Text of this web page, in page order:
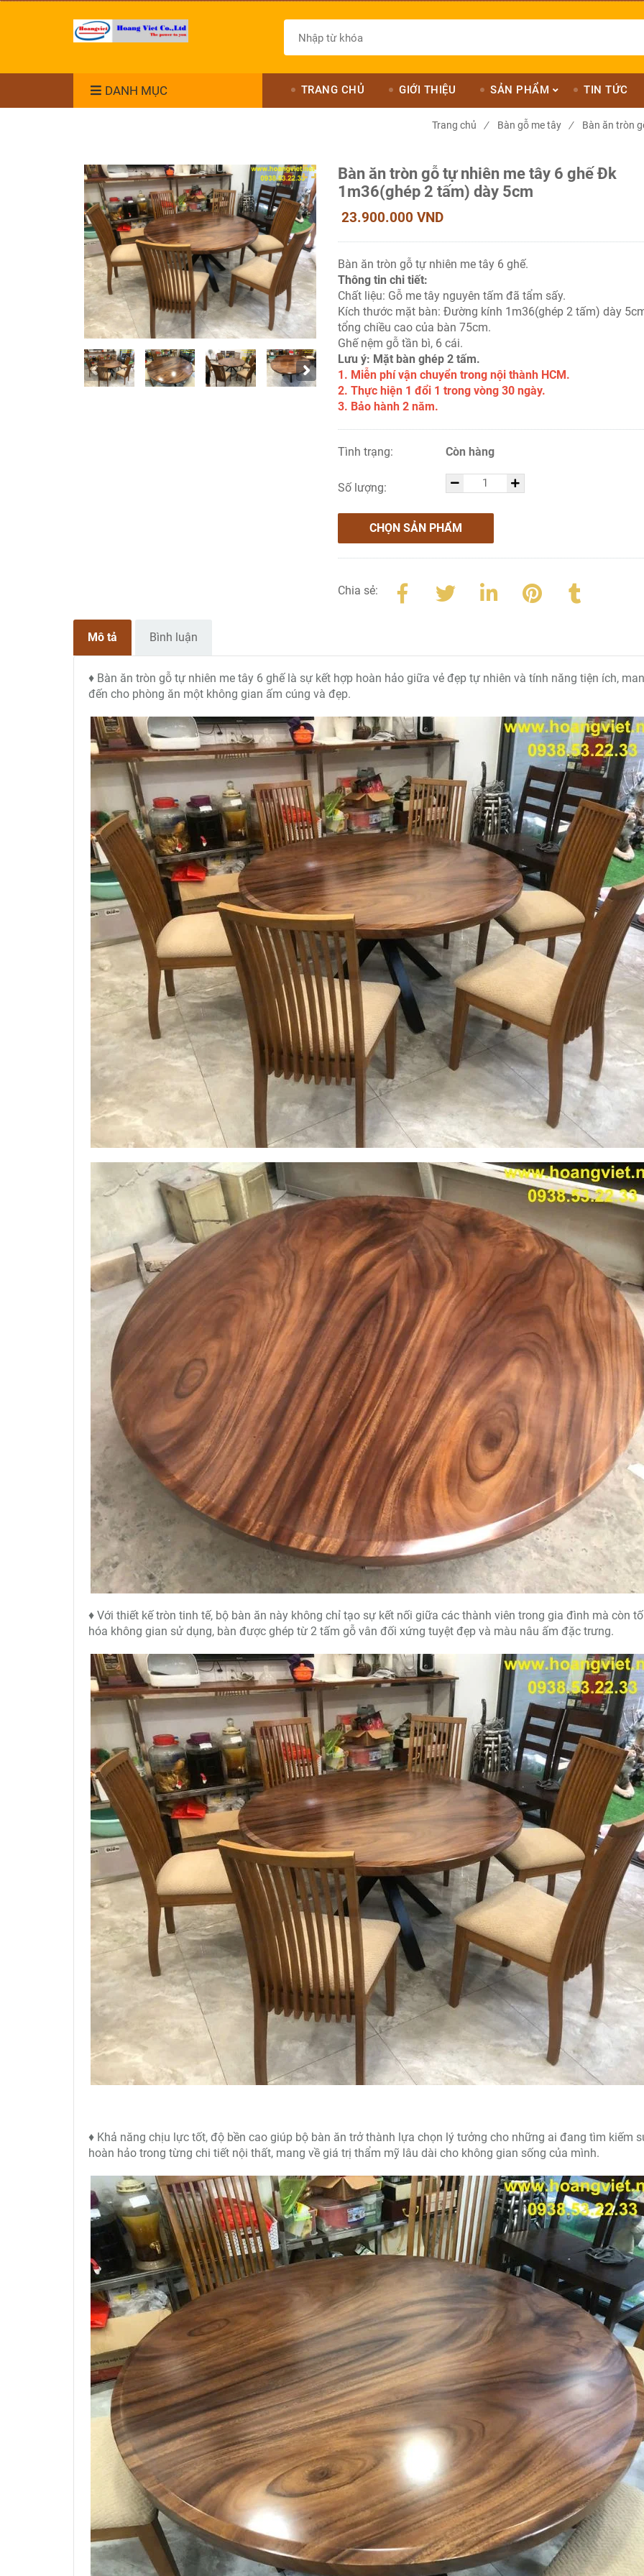
DANH MỤC TRANG CHỦ GIỚI THIỆU SẢN PHẨM TIN TỨC
Trang chủ / Bàn gỗ me tây / Bàn ăn tròn
Bàn ăn tròn gỗ tự nhiên me tây 6 ghế Đk
1m36(ghép 2 tấm) dày 5cm
23.900.000 VND
Bàn ăn tròn gỗ tự nhiên me tây 6 ghế.
Thông tin chi tiết:
Chất liệu: Gỗ me tây nguyên tấm đã tẩm sấy.
Kích thước mặt bàn: Đường kính 1m36(ghép 2 tấm) dày
tổng chiều cao của bàn 75cm.
Ghế nệm gỗ tần bì, 6 cái.
Lưu ý: Mặt bàn ghép 2 tấm.
1. Miễn phí vận chuyển trong nội thành HCM.
2. Thực hiện 1 đổi 1 trong vòng 30 ngày.
3. Bảo hành 2 năm.
Tình trạng: Còn hàng
Số lượng:
CHỌN SẢN PHẨM
Chia sẻ:
Mô tả Bình luận
♦ Bàn ăn tròn gỗ tự nhiên me tây 6 ghế là sự kết hợp hoàn hảo giữa vẻ đẹp tự nhiên và tính năng tiện ích,
đến cho phòng ăn một không gian ấm cúng và đẹp.
♦ Với thiết kế tròn tinh tế, bộ bàn ăn này không chỉ tạo sự kết nối giữa các thành viên trong gia đình mà còn
hóa không gian sử dụng, bàn được ghép từ 2 tấm gỗ vân đối xứng tuyệt đẹp và màu nâu ấm đặc trưng.
♦ Khả năng chịu lực tốt, độ bền cao giúp bộ bàn ăn trở thành lựa chọn lý tưởng cho những ai đang tìm kiếm
hoàn hảo trong từng chi tiết nội thất, mang về giá trị thẩm mỹ lâu dài cho không gian sống của mình.